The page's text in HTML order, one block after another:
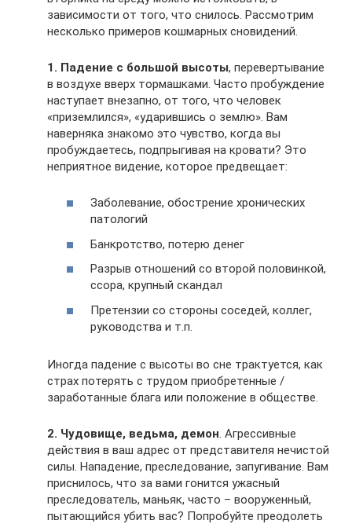
зависимости от того, что снилось. Рассмотрим
несколько примеров кошмарных сновидений.
1. Падение с большой высоты, перевертывание
в воздухе вверх тормашками. Часто пробуждение
наступает внезапно, от того, что человек
«приземлился», «ударившись о землю». Вам
наверняка знакомо это чувство, когда вы
пробуждаетесь, подпрыгивая на кровати? Это
неприятное видение, которое предвещает:
Заболевание, обострение хронических
патологий
Банкротство, потерю денег
Разрыв отношений со второй половинкой,
ссора, крупный скандал
Претензии со стороны соседей, коллег,
руководства и т.п.
Иногда падение с высоты во сне трактуется, как
страх потерять с трудом приобретенные /
заработанные блага или положение в обществе.
2. Чудовище, ведьма, демон . Агрессивные
действия в ваш адрес от представителя нечистой
силы. Нападение, преследование, запугивание. Вам
приснилось, что за вами гонится ужасный
преследователь, маньяк, часто – вооруженный,
пытающийся убить вас? Попробуйте преодолеть